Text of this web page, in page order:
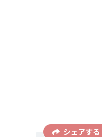
シェアする